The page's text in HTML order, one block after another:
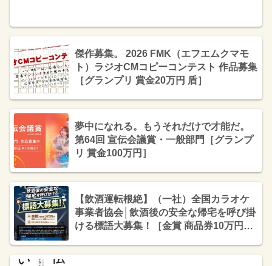
傑作募集。 2026 FMK（エフエムクマモ
ト）ラジオCMコピーコンテスト 作品募集
［グランプリ 賞金20万円 盾］
夢中になれる。もうそれだけで才能だ。
第64回 宣伝会議賞・一般部門［グランプ
リ 賞金100万円］
【飲酒運転根絶】（一社）全国カラオケ
事業者協会│飲酒後の安全な帰宅を呼び掛
ける標語大募集！［金賞 商品券10万円